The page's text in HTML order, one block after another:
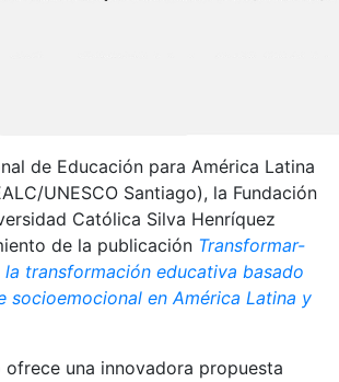
de Educación para América Latina
UNESCO Santiago), la Fundación
Católica Silva Henríquez
de la publicación Transformar-
transformación educativa basado
socioemocional en América Latina y
ofrece una innovadora propuesta